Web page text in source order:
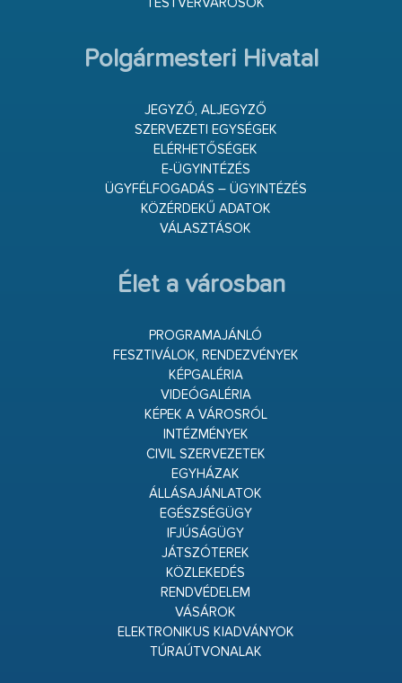
TESTVÉRVÁROSOK
Polgármesteri Hivatal
JEGYZŐ, ALJEGYZŐ
SZERVEZETI EGYSÉGEK
ELÉRHETŐSÉGEK
E-ÜGYINTÉZÉS
ÜGYFÉLFOGADÁS – ÜGYINTÉZÉS
KÖZÉRDEKŰ ADATOK
VÁLASZTÁSOK
Élet a városban
PROGRAMAJÁNLÓ
FESZTIVÁLOK, RENDEZVÉNYEK
KÉPGALÉRIA
VIDEÓGALÉRIA
KÉPEK A VÁROSRÓL
INTÉZMÉNYEK
CIVIL SZERVEZETEK
EGYHÁZAK
ÁLLÁSAJÁNLATOK
EGÉSZSÉGÜGY
IFJÚSÁGÜGY
JÁTSZÓTEREK
KÖZLEKEDÉS
RENDVÉDELEM
VÁSÁROK
ELEKTRONIKUS KIADVÁNYOK
TÚRAÚTVONALAK